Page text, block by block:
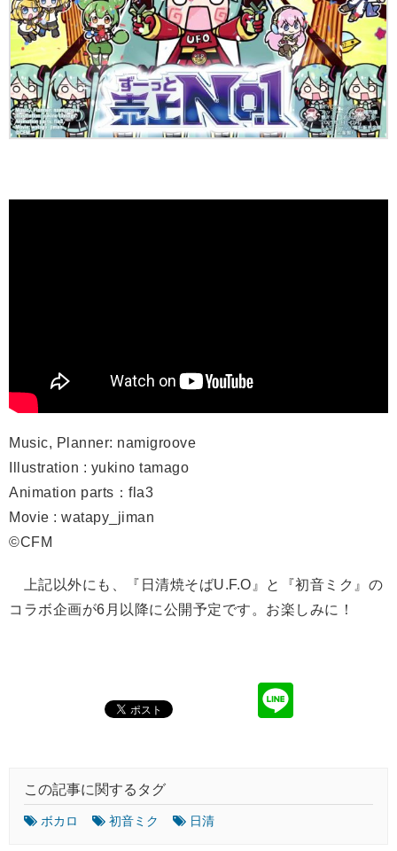
Music, Planner: namigroove
Illustration : yukino tamago
Animation parts：fla3
Movie : watapy_jiman
©CFM
上記以外にも、『日清焼そばU.F.O』と『初音ミク』の
コラボ企画が6月以降に公開予定です。お楽しみに！
この記事に関するタグ
ボカロ 初音ミク 日清